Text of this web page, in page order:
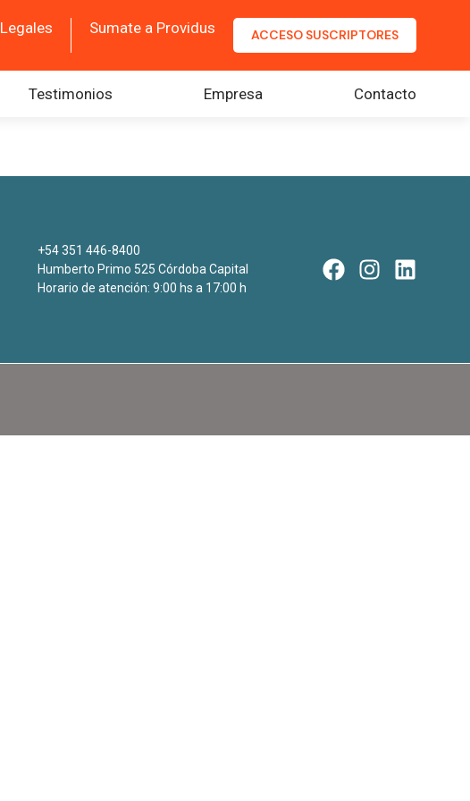
Legales Sumate a Providus ACCESO SUSCRIPTORES
Testimonios Empresa Contacto
+54 351 446-8400
Humberto Primo 525 Córdoba Capital
Horario de atención: 9:00 hs a 17:00 h